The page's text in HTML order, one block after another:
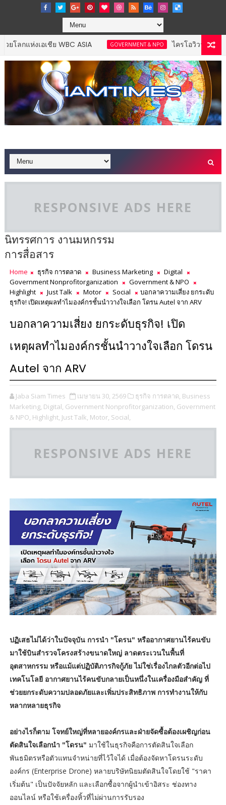
เชีย WBC ASIA GOVERNMENT & NPO ไครโอวิวา ตอกย้ำภาพผู้นำน
RESPONSIVE ADS HERE
นิทรรศการ งานมหกรรม
การสื่อสาร
Home ธุรกิจ การตลาด Business Marketing
Digital
Government Nonprofitorganization
Government & NPO
Highlight
Just Talk Motor Social
บอกลาความเสี่ยง ยกระดับ
ธุรกิจ! เปิดเหตุผลทำไมองค์กรชั้นนำวางใจเลือก โดรน Autel จาก ARV
บอกลาความเสี่ยง ยกระดับธุรกิจ! เปิด
เหตุผลทำไมองค์กรชั้นนำวางใจเลือก โดรน
Autel จาก ARV
Jaba Siam Times เมษายน 30, 2569 ธุรกิจ การตลาด, Business
Marketing, Digital, Government Nonprofitorganization, Government
& NPO, Highlight, Just Talk, Motor, Social,
RESPONSIVE ADS HERE
ปฏิเสธไม่ได้ว่าในปัจจุบัน การนำ "โดรน" หรืออากาศยานไร้คนขับ
มาใช้บินสำรวจโครงสร้างขนาดใหญ่ ลาดตระเวนในพื้นที่
อุตสาหกรรม หรือแม้แต่ปฏิบัติภารกิจกู้ภัย ไม่ใช่เรื่องไกลตัวอีกต่อไป
เทคโนโลยี อากาศยานไร้คนขับกลายเป็นหนึ่งในเครื่องมือสำคัญ ที่
ช่วยยกระดับความปลอดภัยและเพิ่มประสิทธิภาพ การทำงานให้กับ
หลากหลายธุรกิจ
อย่างไรก็ตาม โจทย์ใหญ่ที่หลายองค์กรและฝ่ายจัดซื้อต้องเผชิญก่อน
ตัดสินใจเลือกนำ "โดรน" มาใช้ในธุรกิจคือการตัดสินใจเลือก
พันธมิตรหรือตัวแทนจำหน่ายที่ไว้ใจได้ เมื่อต้องจัดหาโดรนระดับ
องค์กร (Enterprise Drone) หลายบริษัทนิยมตัดสินใจโดยใช้ "ราคา
เริ่มต้น" เป็นปัจจัยหลัก และเลือกซื้อจากผู้นำเข้าอิสระ ช่องทาง
ออนไลน์ หรือใช้เครื่องหิ้วที่ไม่ผ่านการรับรอง